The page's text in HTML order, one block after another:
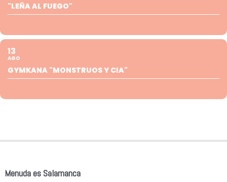
"LEÑA AL FUEGO"
13
AGO
GYMKANA "MONSTRUOS Y CIA"
Menuda es Salamanca